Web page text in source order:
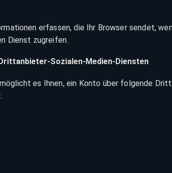
erfassen, die Ihr Browser sendet,
Dienst zugreifen.
Sozialen-Medien-Diensten
es Ihnen, ein Konto über folgende